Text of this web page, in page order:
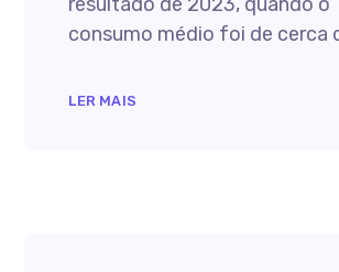
consumo médio foi de cerca
LER MAIS